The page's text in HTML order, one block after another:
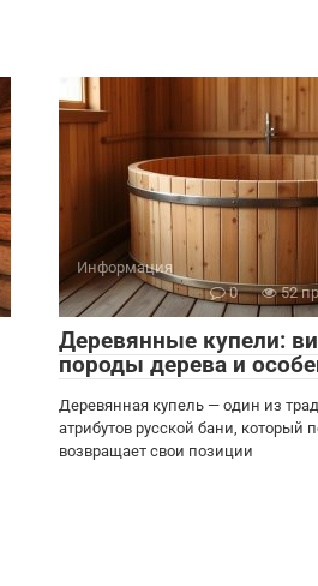
Информация
0
52
Деревянные купели:
породы дерева и
Деревянная купель — один из
атрибутов русской бани, который
возвращает свои позиции